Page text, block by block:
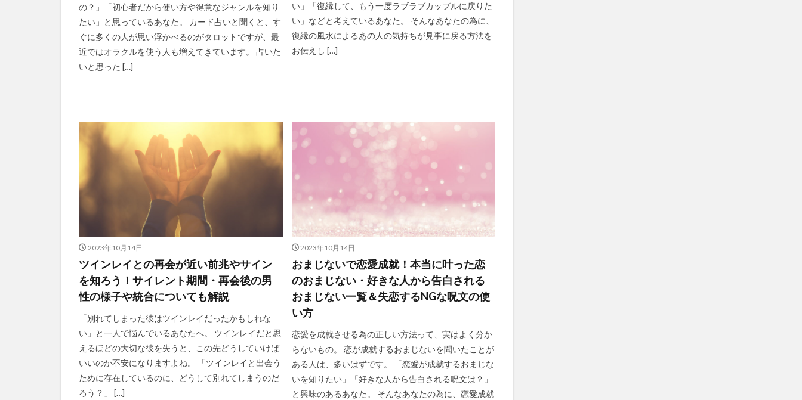
の？」「初心者だから使い方や得意なジャンルを知り
たい」と思っているあなた。 カード占いと聞くと、す
ぐに多くの人が思い浮かべるのがタロットですが、最
近ではオラクルを使う人も増えてきています。 占いた
いと思った […]
い」「復縁して、もう一度ラブラブカップルに戻りた
い」などと考えているあなた。 そんなあなたの為に、
復縁の風水によるあの人の気持ちが見事に戻る方法を
お伝えし […]
2023年10月14日
ツインレイとの再会が近い前兆やサイン
を知ろう！サイレント期間・再会後の男
性の様子や統合についても解説
「別れてしまった彼はツインレイだったかもしれな
い」と一人で悩んでいるあなたへ。 ツインレイだと思
えるほどの大切な彼を失うと、この先どうしていけば
いいのか不安になりますよね。 「ツインレイと出会う
ために存在しているのに、どうして別れてしまうのだ
ろう？」 […]
2023年10月14日
おまじないで恋愛成就！本当に叶った恋
のおまじない・好きな人から告白される
おまじない一覧＆失恋するNGな呪文の使
い方
恋愛を成就させる為の正しい方法って、実はよく分か
らないもの。 恋が成就するおまじないを聞いたことが
ある人は、多いはずです。 「恋愛が成就するおまじな
いを知りたい」「好きな人から告白される呪文は？」
と興味のあるあなた。 そんなあなたの為に、恋愛成就